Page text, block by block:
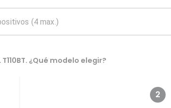
¿Qué modelo elegir?
2